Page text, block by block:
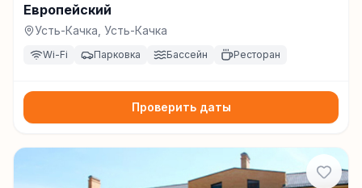
Европейский
Усть-Качка, Усть-Качка
Wi-Fi Парковка Бассейн Ресторан
Проверить даты